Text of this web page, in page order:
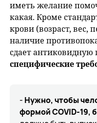
иметь желание
какая. Кроме
крови (возраст, вес,
наличие
сдает антиковидную
специфические
- Нужно, чтобы
формой COVID-19,